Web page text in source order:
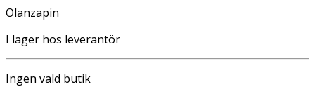
Olanzapin
I lager hos leverantör
Ingen vald butik